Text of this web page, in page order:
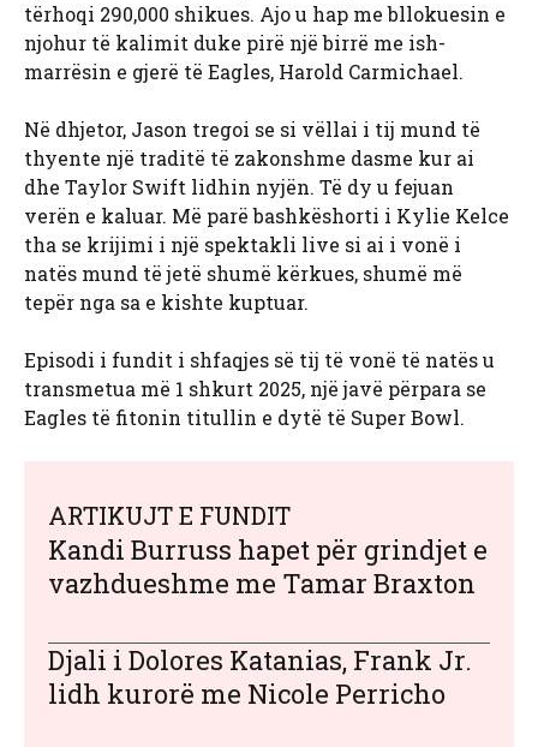
tërhoqi 290,000 shikues. Ajo u hap me bllokuesin e
njohur të kalimit duke pirë një birrë me ish-
marrësin e gjerë të Eagles, Harold Carmichael.
Në dhjetor, Jason tregoi se si vëllai i tij mund të
thyente një traditë të zakonshme dasme kur ai
dhe Taylor Swift lidhin nyjën. Të dy u fejuan
verën e kaluar. Më parë bashkëshorti i Kylie Kelce
tha se krijimi i një spektakli live si ai i vonë i
natës mund të jetë shumë kërkues, shumë më
tepër nga sa e kishte kuptuar.
Episodi i fundit i shfaqjes së tij të vonë të natës u
transmetua më 1 shkurt 2025, një javë përpara se
Eagles të fitonin titullin e dytë të Super Bowl.
ARTIKUJT E FUNDIT
Kandi Burruss hapet për grindjet e
vazhdueshme me Tamar Braxton
Djali i Dolores Katanias, Frank Jr.
lidh kurorë me Nicole Perricho